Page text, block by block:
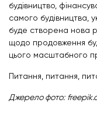
будівництво,
самого будівництва,
буде створена нова
щодо продовження
цього масштабного
Питання, питання,
Джерело фото: